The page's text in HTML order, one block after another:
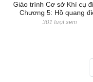
Giáo trình Cơ sở Khí cụ
Chương 5: Hồ quang
301 lượt xem